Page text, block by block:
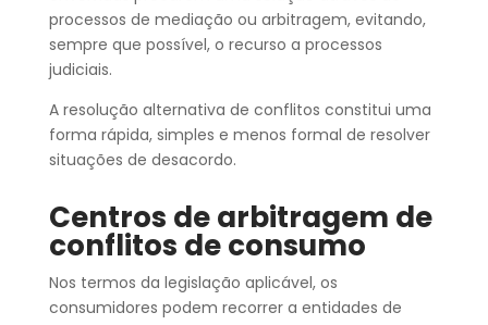
processos de mediação ou arbitragem, evitando,
sempre que possível, o recurso a processos
judiciais.
A resolução alternativa de conflitos constitui uma
forma rápida, simples e menos formal de resolver
situações de desacordo.
Centros de arbitragem de
conflitos de consumo
Nos termos da legislação aplicável, os
consumidores podem recorrer a entidades de